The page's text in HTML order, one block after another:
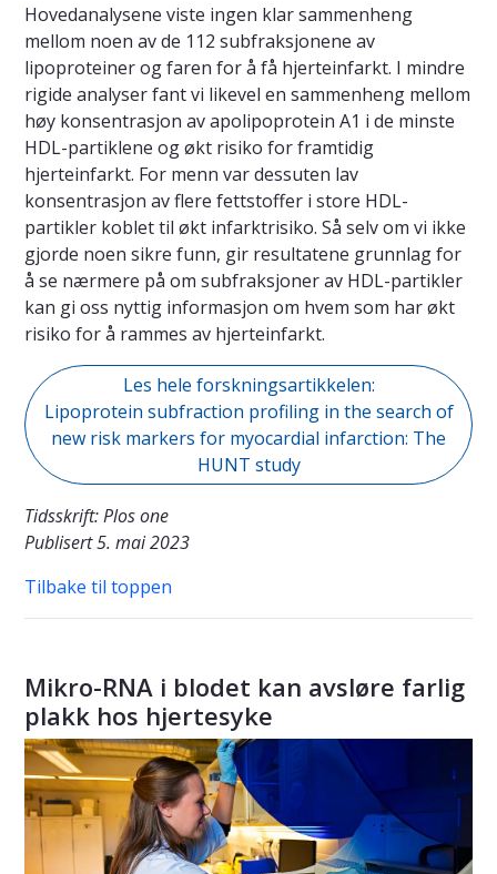
Hovedanalysene viste ingen klar sammenheng
mellom noen av de 112 subfraksjonene av
lipoproteiner og faren for å få hjerteinfarkt. I mindre
rigide analyser fant vi likevel en sammenheng mellom
høy konsentrasjon av apolipoprotein A1 i de minste
HDL-partiklene og økt risiko for framtidig
hjerteinfarkt. For menn var dessuten lav
konsentrasjon av flere fettstoffer i store HDL-
partikler koblet til økt infarktrisiko. Så selv om vi ikke
gjorde noen sikre funn, gir resultatene grunnlag for
å se nærmere på om subfraksjoner av HDL-partikler
kan gi oss nyttig informasjon om hvem som har økt
risiko for å rammes av hjerteinfarkt.
Les hele forskningsartikkelen:
Lipoprotein subfraction profiling in the search of
new risk markers for myocardial infarction: The
HUNT study
Tidsskrift: Plos one
Publisert 5. mai 2023
Tilbake til toppen
Mikro-RNA i blodet kan avsløre farlig
plakk hos hjertesyke